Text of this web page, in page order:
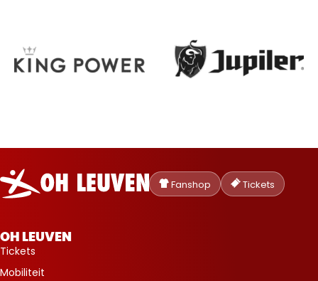
Oud-
Heverlee
Leuven
Fanshop Tickets
OH LEUVEN
Tickets
Mobiliteit